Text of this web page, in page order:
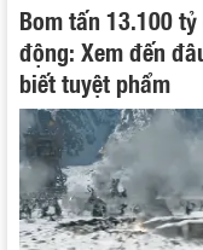
Bom tấn 13.100
động: Xem đến
biết tuyệt phẩm